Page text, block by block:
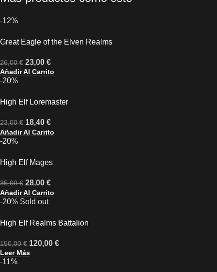
-12%
Great Eagle of the Elven Realms
26,00€ 23,00 €
Añadir Al Carrito
-20%
High Elf Loremaster
23,00€ 18,40 €
Añadir Al Carrito
-20%
High Elf Mages
35,00€ 28,00 €
Añadir Al Carrito
-20% Sold out
High Elf Realms Battalion
150,00€ 120,00 €
Leer Más
-11%